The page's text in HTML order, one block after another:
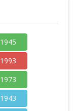
1945
1993
1973
1943